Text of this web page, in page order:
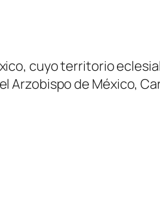
cuyo territorio
de México,